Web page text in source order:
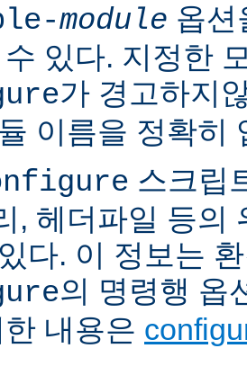
module 옵션
있다. 지정한
가 경고하지
이름을 정확히
스크립
, 헤더파일 등의
다. 이 정보는
의 명령행 옵
내용은